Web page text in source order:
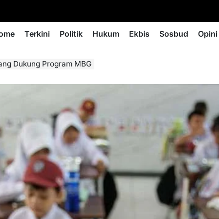
Terkini Politik Hukum Ekbis Sosbud Opini
Dukung Program MBG